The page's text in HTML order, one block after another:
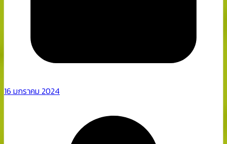
16 มกราคม 2024